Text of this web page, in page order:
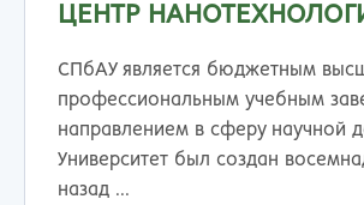
ЦЕНТР
СПбАУ является бюджетным
профессиональным учебным
направлением в сферу научной
Университет был создан
назад ...